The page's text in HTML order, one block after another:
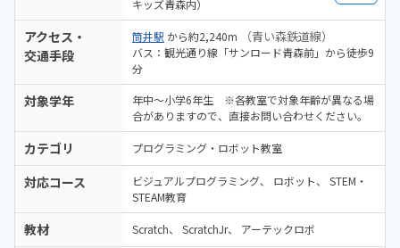
キッズ青森内）
アクセス・
交通手段
筒井駅 から約2,240m （青い森鉄道線）
バス：観光通り線「サンロード青森前」から徒歩9
分
対象学年
年中～小学6年生 ※各教室で対象年齢が異なる場
合がありますので、直接お問い合わせください。
カテゴリ プログラミング・ロボット教室
対応コース ビジュアルプログラミング ロボット
STEM・
STEAM教育
教材 Scratch ScratchJr アーテックロボ